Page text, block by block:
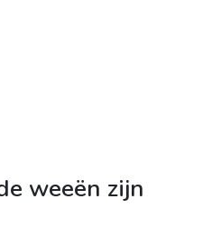
weeën zijn